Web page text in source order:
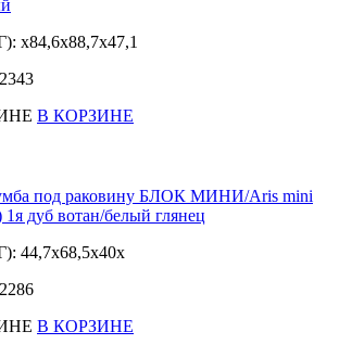
x84,6x88,7x47,1
В КОРЗИНЕ
под раковину БЛОК МИНИ/Aris mini
дуб вотан/белый глянец
44,7x68,5x40x
В КОРЗИНЕ